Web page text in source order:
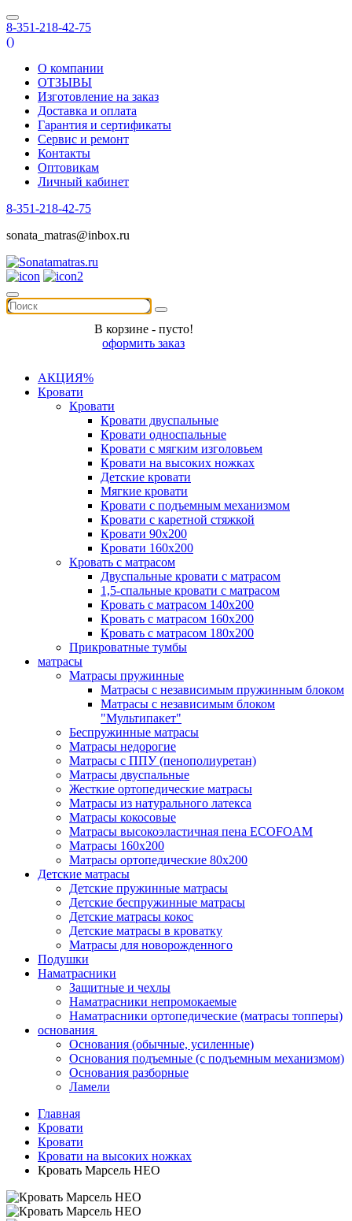
8-351-218-42-75
()
О компании
ОТЗЫВЫ
Изготовление на заказ
Доставка и оплата
Гарантия и сертификаты
Сервис и ремонт
Контакты
Оптовикам
Личный кабинет
8-351-218-42-75
sonata_matras@inbox.ru
В корзине - пусто!
оформить заказ
АКЦИЯ%
Кровати
Кровати
Кровати двуспальные
Кровати односпальные
Кровати с мягким изголовьем
Кровати на высоких ножках
Детские кровати
Мягкие кровати
Кровати с подъемным механизмом
Кровати с каретной стяжкой
Кровати 90х200
Кровати 160х200
Кровать с матрасом
Двуспальные кровати с матрасом
1,5-спальные кровати с матрасом
Кровать с матрасом 140х200
Кровать с матрасом 160х200
Кровать с матрасом 180х200
Прикроватные тумбы
матрасы
Матрасы пружинные
Матрасы с независимым пружинным блоком
Матрасы с независимым блоком
"Мультипакет"
Беспружинные матрасы
Матрасы недорогие
Матрасы с ППУ (пенополиуретан)
Матрасы двуспальные
Жесткие ортопедические матрасы
Матрасы из натурального латекса
Матрасы кокосовые
Матрасы высокоэластичная пена ECOFOAM
Матрасы 160х200
Матрасы ортопедические 80х200
Детские матрасы
Детские пружинные матрасы
Детские беспружинные матрасы
Детские матрасы кокос
Детские матрасы в кроватку
Матрасы для новорожденного
Подушки
Наматрасники
Защитные и чехлы
Наматрасники непромокаемые
Наматрасники ортопедические (матрасы топперы)
основания
Основания (обычные, усиленные)
Основания подъемные (с подъемным механизмом)
Основания разборные
Ламели
Главная
Кровати
Кровати
Кровати на высоких ножках
Кровать Марсель НЕО